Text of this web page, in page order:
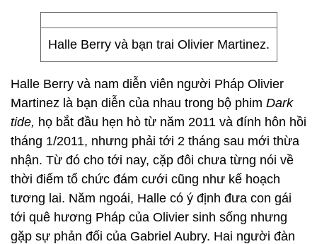
Halle Berry và bạn trai Olivier Martinez.
Halle Berry và nam diễn viên người Pháp Olivier
Martinez là bạn diễn của nhau trong bộ phim Dark
tide, họ bắt đầu hẹn hò từ năm 2011 và đính hôn hồi
tháng 1/2011, nhưng phải tới 2 tháng sau mới thừa
nhận. Từ đó cho tới nay, cặp đôi chưa từng nói về
thời điểm tổ chức đám cưới cũng như kế hoạch
tương lai. Năm ngoái, Halle có ý định đưa con gái
tới quê hương Pháp của Olivier sinh sống nhưng
gặp sự phản đối của Gabriel Aubry. Hai người đàn